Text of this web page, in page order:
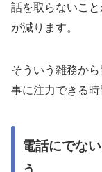
話を取らないこ
が減ります。
そういう雑務か
事に注力できる時
電話にでな